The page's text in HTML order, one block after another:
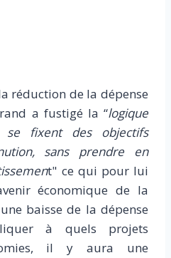
réduction de la dépense
a fustigé la “logique
se fixent des objectifs
sans prendre en
t" ce qui pour lui
économique de la
baisse de la dépense
à quels projets
il y aura une